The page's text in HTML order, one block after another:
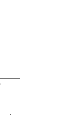
(C) 4.5кА